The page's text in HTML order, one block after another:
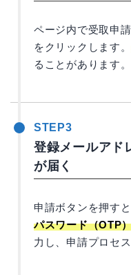
ページ内で受取申
をクリックします。
ることがあります。
STEP3
登録メールアド
が届く
申請ボタンを押す
パスワード（OTP
力し、申請プロセ